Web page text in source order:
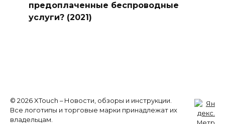
предоплаченные беспроводные
услуги? (2021)
© 2026 XTouch – Новости, обзоры и инструкции.
Все логотипы и торговые марки принадлежат их
владельцам.